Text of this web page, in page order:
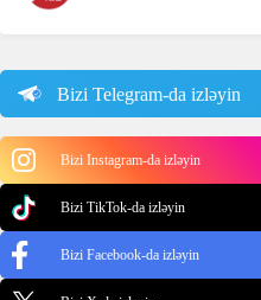
Bizi Telegram-da izləyin
Bizi Instagram-da izləyin
Bizi TikTok-da izləyin
Bizi Facebook-da izləyin